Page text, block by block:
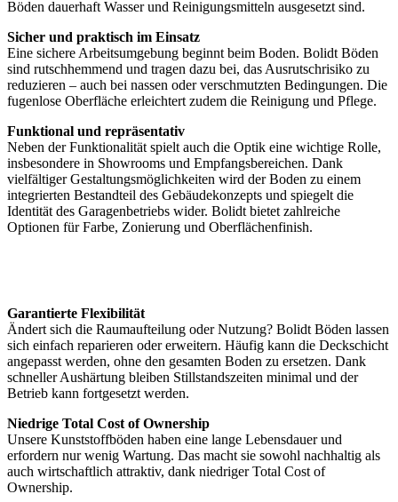
Böden dauerhaft Wasser und Reinigungsmitteln ausgesetzt sind.
Sicher und praktisch im Einsatz
Eine sichere Arbeitsumgebung beginnt beim Boden. Bolidt Böden
sind rutschhemmend und tragen dazu bei, das Ausrutschrisiko zu
reduzieren – auch bei nassen oder verschmutzten Bedingungen. Die
fugenlose Oberfläche erleichtert zudem die Reinigung und Pflege.
Funktional und repräsentativ
Neben der Funktionalität spielt auch die Optik eine wichtige Rolle,
insbesondere in Showrooms und Empfangsbereichen. Dank
vielfältiger Gestaltungsmöglichkeiten wird der Boden zu einem
integrierten Bestandteil des Gebäudekonzepts und spiegelt die
Identität des Garagenbetriebs wider. Bolidt bietet zahlreiche
Optionen für Farbe, Zonierung und Oberflächenfinish.
Garantierte Flexibilität
Ändert sich die Raumaufteilung oder Nutzung? Bolidt Böden lassen
sich einfach reparieren oder erweitern. Häufig kann die Deckschicht
angepasst werden, ohne den gesamten Boden zu ersetzen. Dank
schneller Aushärtung bleiben Stillstandszeiten minimal und der
Betrieb kann fortgesetzt werden.
Niedrige Total Cost of Ownership
Unsere Kunststoffböden haben eine lange Lebensdauer und
erfordern nur wenig Wartung. Das macht sie sowohl nachhaltig als
auch wirtschaftlich attraktiv, dank niedriger Total Cost of
Ownership.